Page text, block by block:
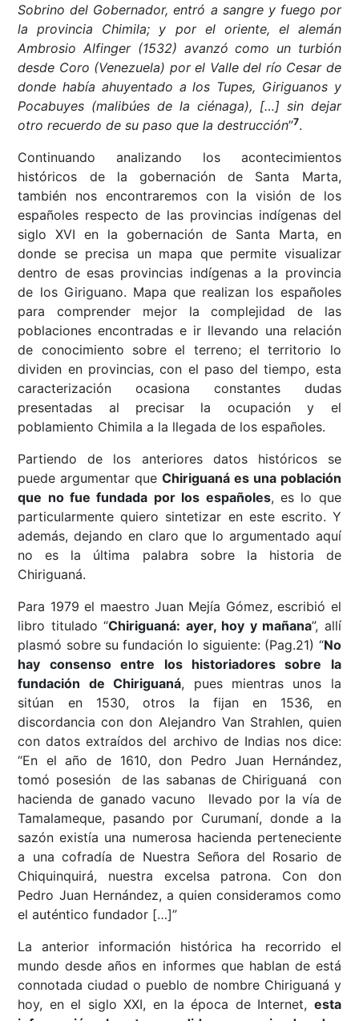
Sobrino del Gobernador, entró a sangre y fuego por
la provincia Chimila; y por el oriente, el alemán
Ambrosio Alfinger (1532) avanzó como un turbión
desde Coro (Venezuela) por el Valle del río Cesar de
donde había ahuyentado a los Tupes, Giriguanos y
Pocabuyes (malibúes de la ciénaga), […] sin dejar
otro recuerdo de su paso que la destrucción”7.
Continuando analizando los acontecimientos
históricos de la gobernación de Santa Marta,
también nos encontraremos con la visión de los
españoles respecto de las provincias indígenas del
siglo XVI en la gobernación de Santa Marta, en
donde se precisa un mapa que permite visualizar
dentro de esas provincias indígenas a la provincia
de los Giriguano. Mapa que realizan los españoles
para comprender mejor la complejidad de las
poblaciones encontradas e ir llevando una relación
de conocimiento sobre el terreno; el territorio lo
dividen en provincias, con el paso del tiempo, esta
caracterización ocasiona constantes dudas
presentadas al precisar la ocupación y el
poblamiento Chimila a la llegada de los españoles.
Partiendo de los anteriores datos históricos se
puede argumentar que Chiriguaná es una población
que no fue fundada por los españoles, es lo que
particularmente quiero sintetizar en este escrito. Y
además, dejando en claro que lo argumentado aquí
no es la última palabra sobre la historia de
Chiriguaná.
Para 1979 el maestro Juan Mejía Gómez, escribió el
libro titulado “Chiriguaná: ayer, hoy y mañana”, allí
plasmó sobre su fundación lo siguiente: (Pag.21) “No
hay consenso entre los historiadores sobre la
fundación de Chiriguaná, pues mientras unos la
sitúan en 1530, otros la fijan en 1536, en
discordancia con don Alejandro Van Strahlen, quien
con datos extraídos del archivo de Indias nos dice:
“En el año de 1610, don Pedro Juan Hernández,
tomó posesión de las sabanas de Chiriguaná con
hacienda de ganado vacuno llevado por la vía de
Tamalameque, pasando por Curumaní, donde a la
sazón existía una numerosa hacienda perteneciente
a una cofradía de Nuestra Señora del Rosario de
Chiquinquirá, nuestra excelsa patrona. Con don
Pedro Juan Hernández, a quien consideramos como
el auténtico fundador […]”
La anterior información histórica ha recorrido el
mundo desde años en informes que hablan de está
connotada ciudad o pueblo de nombre Chiriguaná y
hoy, en el siglo XXI, en la época de Internet, esta